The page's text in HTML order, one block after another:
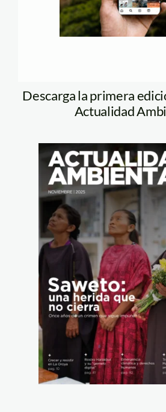
Descarga la primera
Actualidad